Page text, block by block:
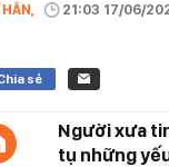
21:03 17/06/
sẻ
Người xưa
tụ những